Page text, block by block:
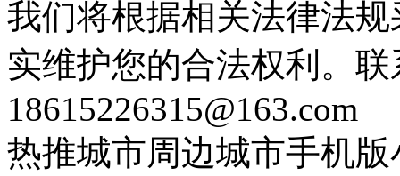
我们将根据相关法律法
实维护您的合法权利。
18615226315@163.com
热推城市周边城市手机版